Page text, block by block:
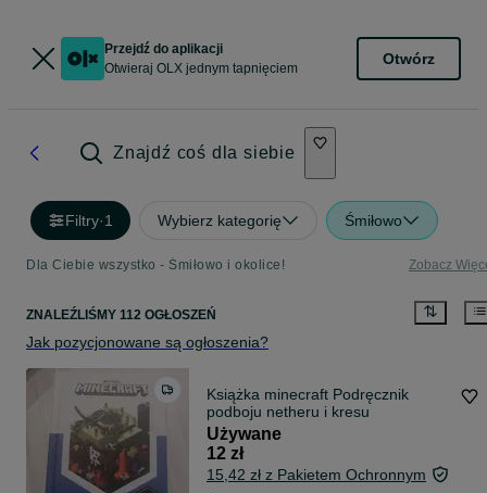
Przejdź do aplikacji
Otwieraj OLX jednym tapnięciem
Otwórz
Znajdź coś dla siebie
Filtry·1 Wybierz kategorię Śmiłowo
Dla Ciebie wszystko - Śmiłowo i okolice! Zobacz
ZNALEŹLIŚMY 112 OGŁOSZEŃ
Jak pozycjonowane są ogłoszenia?
Książka minecraft Podręcznik
podboju netheru i kresu
Używane
12 zł
15,42 zł z Pakietem Ochronnym